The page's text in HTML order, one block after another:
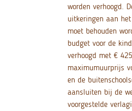
worden verhoogd.
uitkeringen aan
moet behouden
budget voor de
verhoogd met €
maximumuurprijs
en de
aansluiten bij de
voorgestelde